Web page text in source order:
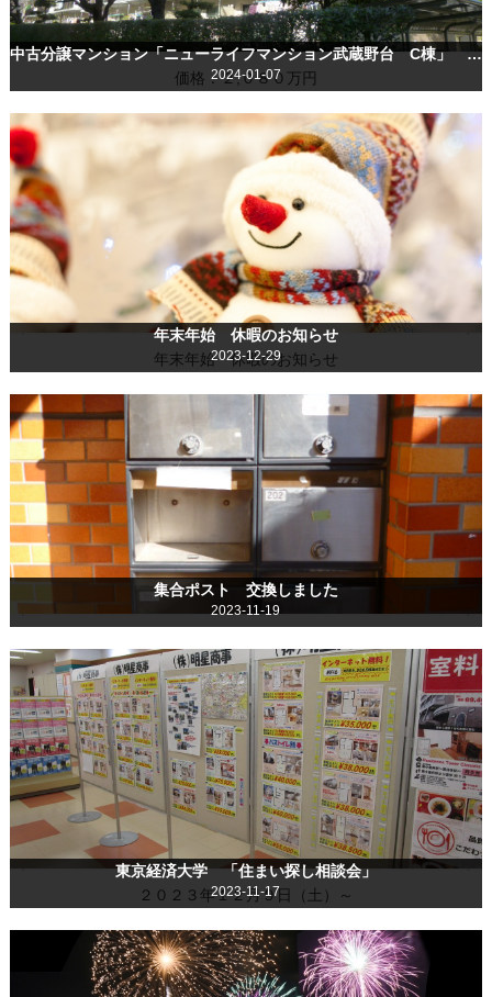
中古分譲マンション「ニューライフマンション武蔵野台 C棟」 ３ＬＤＫ ２,０８０万円 公開中（３６０°パノラマ画像あります）
2024-01-07
価格：２,０８０万円
年末年始 休暇のお知らせ
2023-12-29
年末年始 休暇のお知らせ
集合ポスト 交換しました
2023-11-19
東京経済大学 「住まい探し相談会」
2023-11-17
２０２３年１２月９日（土）～